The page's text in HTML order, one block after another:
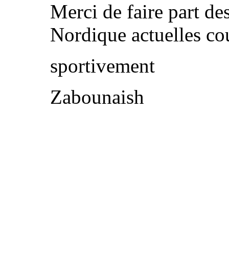
Merci de faire part
Nordique actuelles
sportivement
Zabounaish